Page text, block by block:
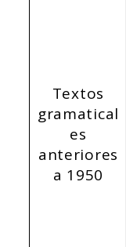
Textos
gramatical
es
anteriores
a 1950